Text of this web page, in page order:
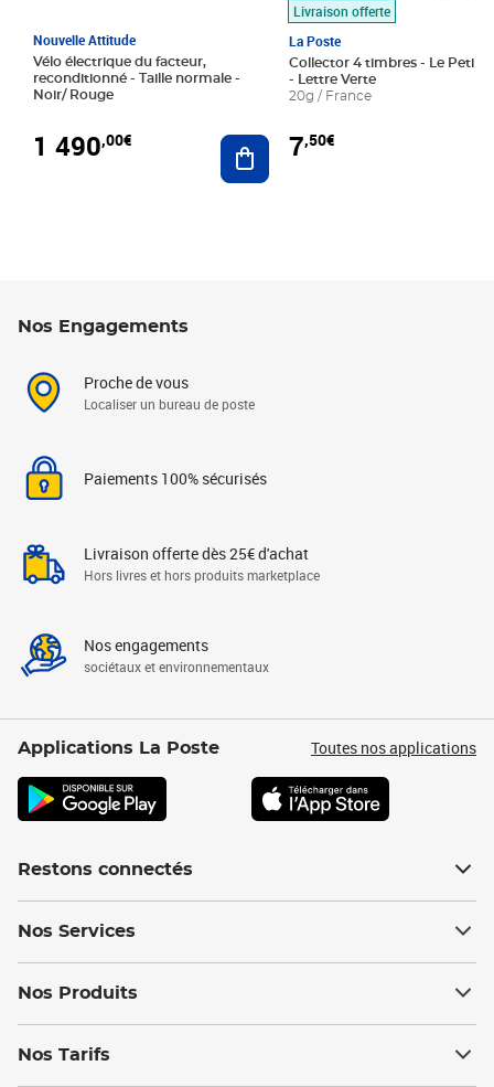
Nouvelle Attitude
Vélo électrique du facteur,
reconditionné - Taille normale -
Noir/ Rouge
1 490,00€ Ajouter au panier
Livraison offerte
La Poste
Collector 4 timbres - Le Petit
- Lettre Verte
20g / France
7,50€
Nos Engagements
Proche de vous
Localiser un bureau de poste
Paiements 100% sécurisés
Livraison offerte dès 25€ d'achat
Hors livres et hors produits marketplace
Nos engagements
sociétaux et environnementaux
Applications La Poste Toutes nos applications
Restons connectés
Nos Services
Nos Produits
Nos Tarifs